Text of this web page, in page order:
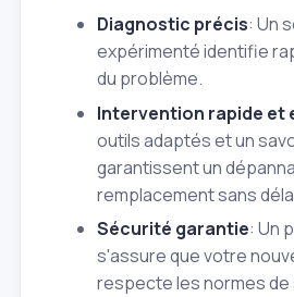
Diagnostic précis: Un
expérimenté identifie
du problème.
Intervention rapide et
outils adaptés et un
garantissent un
remplacement sans
Sécurité garantie: Un
s'assure que votre
respecte les normes